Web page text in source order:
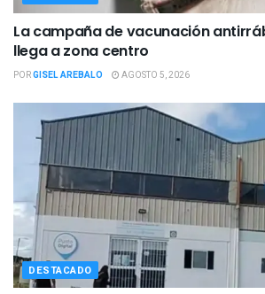
La campaña de vacunación
llega a zona centro
PORGISEL AREBALO AGOSTO 5, 2026
DESTACADO